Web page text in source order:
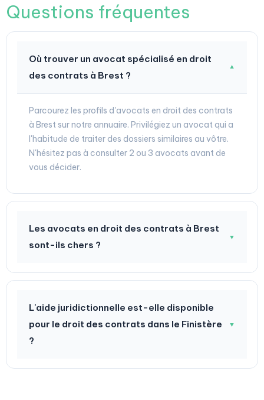
Questions fréquentes
Où trouver un avocat spécialisé en droit
des contrats à Brest ?
▼
Parcourez les profils d'avocats en droit des contrats
à Brest sur notre annuaire. Privilégiez un avocat qui a
l'habitude de traiter des dossiers similaires au vôtre.
N'hésitez pas à consulter 2 ou 3 avocats avant de
vous décider.
Les avocats en droit des contrats à Brest
sont-ils chers ?
▼
L'aide juridictionnelle est-elle disponible
pour le droit des contrats dans le Finistère
?
▼